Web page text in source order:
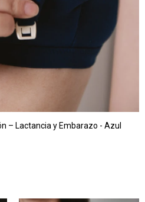
– Lactancia y Embarazo - Azul